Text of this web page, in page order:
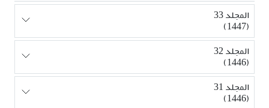
المجلد 33
(1447)
المجلد 32
(1446)
المجلد 31
(1446)